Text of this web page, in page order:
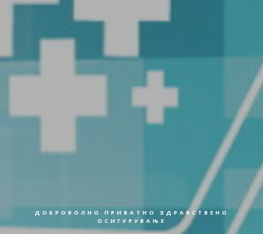
ДОБРОВОЛНО ПРИВАТНО ЗДРАВСТВЕНО
ОСИГУРУВАЊЕ